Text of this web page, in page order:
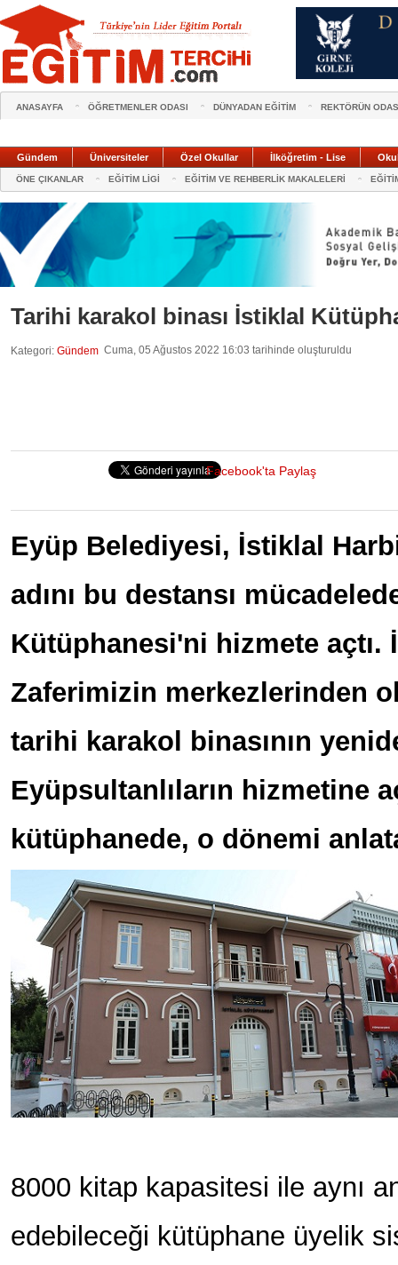
ANASAYFA ÖĞRETMENLER ODASI DÜNYADAN EĞİTİM REKTÖRÜN
Gündem Üniversiteler Özel Okullar İlköğretim - Lise
ÖNE ÇIKANLAR EĞİTİM LİGİ EĞİTİM VE REHBERLİK MAKALELERİ
Tarihi karakol binası İstiklal
Kategori: Gündem Cuma, 05 Ağustos 2022 16:03 tarihinde oluşturuldu
Facebook'ta Paylaş
Eyüp Belediyesi, İstiklal
adını bu destansı
Kütüphanesi'ni hizmete açtı.
Zaferimizin merkezlerinden
tarihi karakol binasının
Eyüpsultanlıların hizmetine
kütüphanede, o dönemi
8000 kitap kapasitesi ile aynı
edebileceği kütüphane üyelik